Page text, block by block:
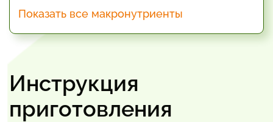
Показать все макронутриенты
Инструкция
приготовления